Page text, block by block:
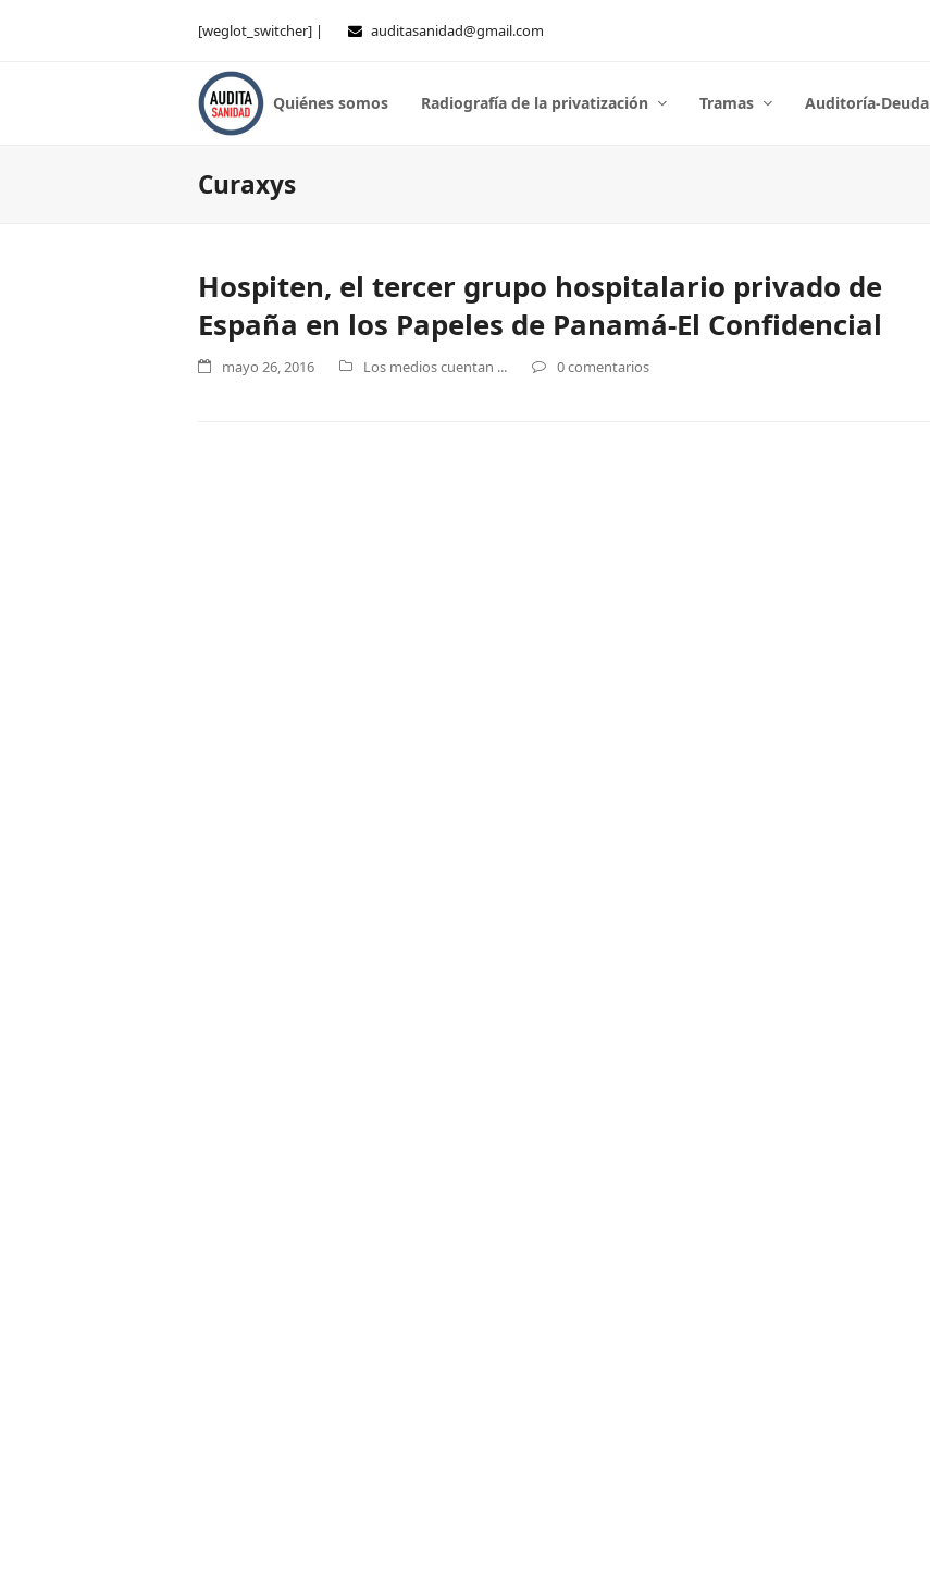
[weglot_switcher] | auditasanidad@gmail.com
Quiénes somos Radiografía de la privatización Tramas Auditoría-Deuda
Curaxys
Hospiten, el tercer grupo hospitalario privado de
España en los Papeles de Panamá-El Confidencial
mayo 26, 2016 Los medios cuentan ... 0 comentarios